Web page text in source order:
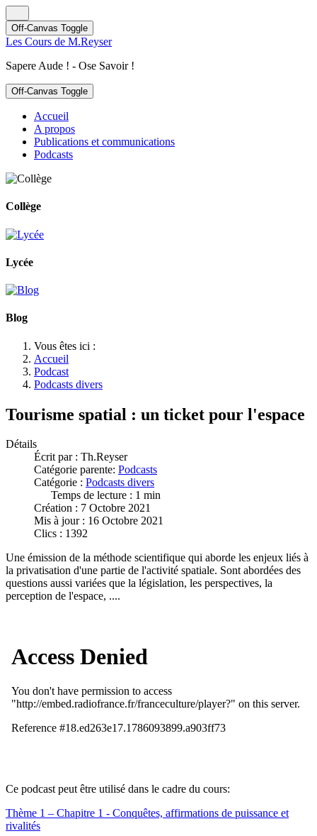
Off-Canvas Toggle
Les Cours de M.Reyser
Sapere Aude ! - Ose Savoir !
Off-Canvas Toggle
Accueil
A propos
Publications et communications
Podcasts
Collège
Lycée
Blog
Vous êtes ici :
Accueil
Podcast
Podcasts divers
Tourisme spatial : un ticket pour l'espace
Détails
Écrit par : Th.Reyser
Catégorie parente: Podcasts
Catégorie : Podcasts divers
Temps de lecture : 1 min
Création : 7 Octobre 2021
Mis à jour : 16 Octobre 2021
Clics : 1392
Une émission de la méthode scientifique qui aborde les enjeux liés à
la privatisation d'une partie de l'activité spatiale. Sont abordées des
questions aussi variées que la législation, les perspectives, la
perception de l'espace, ....
Ce podcast peut être utilisé dans le cadre du cours:
Thème 1 – Chapitre 1 - Conquêtes, affirmations de puissance et
rivalités